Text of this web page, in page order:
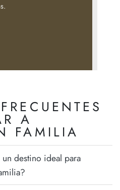
A
FAMILIA
destino ideal para